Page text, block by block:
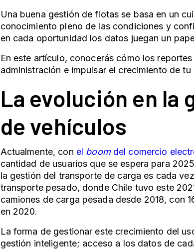
Una buena gestión de flotas se basa en un
conocimiento pleno de las condiciones y
en cada oportunidad los datos juegan un
En este artículo, conocerás cómo los
administración e impulsar el crecimiento de tu
La evolución en la
de vehículos
Actualmente, con el boom del comercio
cantidad de usuarios que se espera para
la gestión del transporte de carga es cada
transporte pesado, donde Chile tuvo este
camiones de carga pesada desde 2018, con
en 2020.
La forma de gestionar este crecimiento del
gestión inteligente; acceso a los datos de